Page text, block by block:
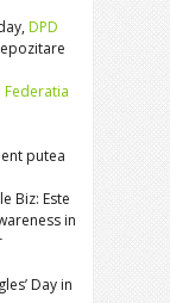
DPD
Federatia
putea
Biz: Este
in
Day in